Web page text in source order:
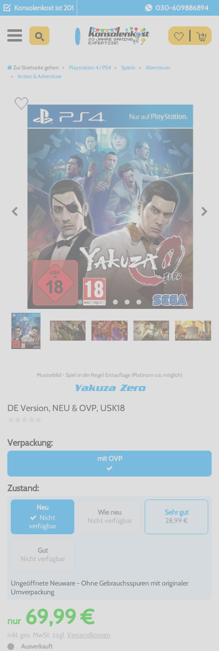
Konsolenkost ist 20! 030-609886894
Zur Startseite gehen Playstation 4 / PS4 Spiele
Abenteuer
Action & Adventure
Musterbild - Spiel in der Regel Erstauflage (Platinum o.ä. möglich)
Yakuza Zero
DE Version, NEU & OVP, USK18
Verpackung:
mit OVP
Zustand:
Neu
verfügbar
Wie neu
Nicht verfügbar
Sehr gut
28,99 €
Gut
Nicht verfügbar
Ungeöffnete Neuware - Ohne Gebrauchsspuren mit originaler
Umverpackung
nur69,99 €
inkl. ges. MwSt. zzgl. Versandkosten
Ausverkauft